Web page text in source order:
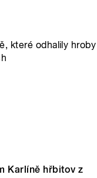
které odhalily hroby
Karlíně hřbitov z